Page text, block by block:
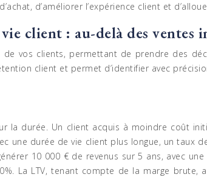
d’améliorer l’expérience client et
client : au-delà des ventes
vos clients, permettant de prendre des
client et permet d’identifier avec
la durée. Un client acquis à moindre coût
une durée de vie client plus longue, un
10 000 € de revenus sur 5 ans, avec
La LTV, tenant compte de la marge